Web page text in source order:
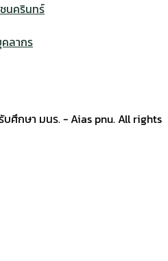
นครินทร์
ลากร
บศึกษา มนร. - Aias pnu. All rights